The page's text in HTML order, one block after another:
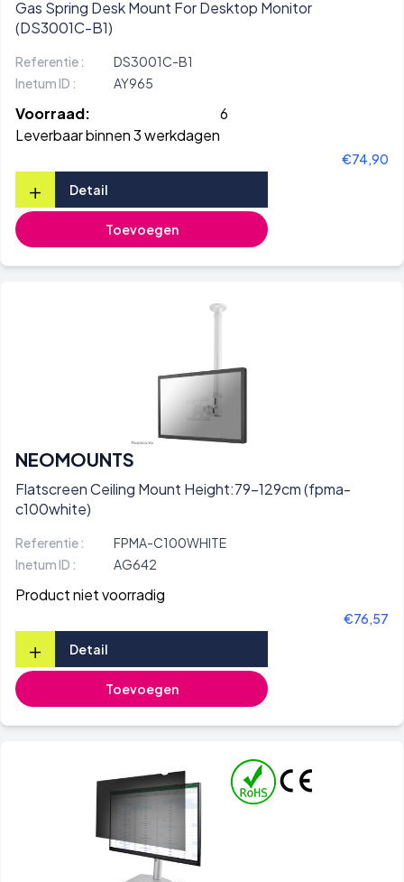
Gas Spring Desk Mount For Desktop Monitor
(DS3001C-B1)
Referentie :
DS3001C-B1
Inetum ID :
AY965
Voorraad:
6
Leverbaar binnen 3 werkdagen
€74,90
+ Detail
Toevoegen
NEOMOUNTS
Flatscreen Ceiling Mount Height:79-129cm (fpma-
c100white)
Referentie :
FPMA-C100WHITE
Inetum ID :
AG642
Product niet voorradig
€76,57
+ Detail
Toevoegen